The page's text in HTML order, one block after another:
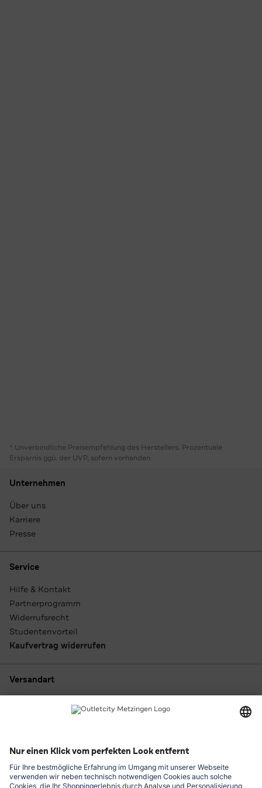
* Unverbindliche Preisempfehlung des Herstellers. Prozentuale
Ersparnis ggü. der UVP, sofern vorhanden
Unternehmen
Über uns
Karriere
Presse
Service
Hilfe & Kontakt
Partnerprogramm
Widerrufsrecht
Studentenvorteil
Kaufvertrag widerrufen
Versandart